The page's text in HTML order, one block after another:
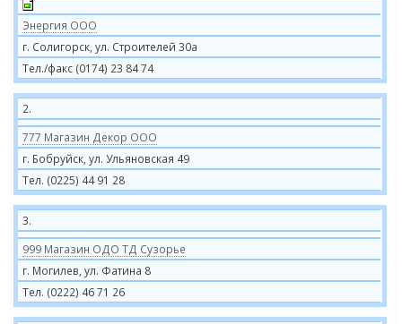
Энергия ООО
г. Солигорск, ул. Строителей 30а
Тел./факс (0174) 23 84 74
2.
777 Магазин Декор ООО
г. Бобруйск, ул. Ульяновская 49
Тел. (0225) 44 91 28
3.
999 Магазин ОДО ТД Сузорье
г. Могилев, ул. Фатина 8
Тел. (0222) 46 71 26